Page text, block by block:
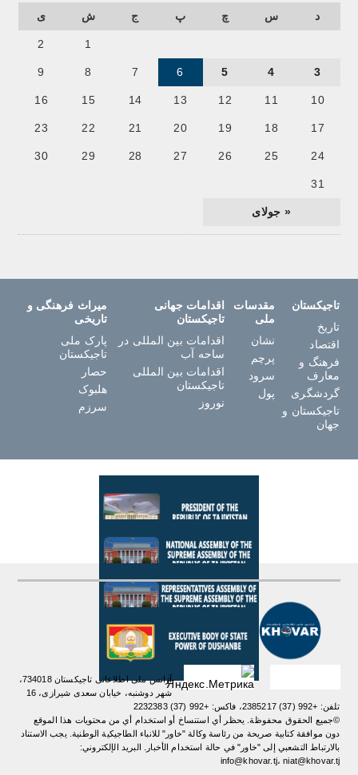
د س چ پ ج ش ی
« جولای
1
2
3
4
5
6
7
8
9
10
11
12
13
14
15
16
17
18
19
20
21
22
23
24
25
26
27
28
29
30
31
تاجیکستان
تاریخ
اقتصاد
فرهنگ و
معارف
گردشگری
تاجیکستان و
جهان
مقدسات
ملی
نشان
پرچم
سرود
پول
اقدامات جهانی
تاجیکستان
اقدامات بین المللی در
ساحه آب
اقدامات بین المللی
تاجیکستان
نوروز
میراث فرهنگی و
تاریخی
پارک ملی
تاجیکستان
حصار
هلبوک
سرزم
آژانس ملی اطلاعاتی تاجیکستان 734018،
شهر دوشنبه، خیابان سعدی شیرازی، 16
تلفن: +992 (37) 2385217، فاکس: +992 (37) 2232383
©جميع الحقوق محفوظة. يحظر أي استنساخ أو استخدام أي من محتويات هذا الموقع
دون موافقة كتابية صريحة من رئاسة وكالة "خاور" للانباء الطاجيكية الوطنية. یجب الاستناد
بالارتباط التشعبي إلى "خاور" في حالة استخدام الأخبار. البريد الإلكتروني:
info@khovar.tj، niat@khovar.tj